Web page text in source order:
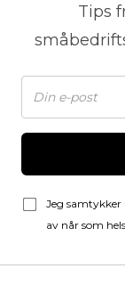
Tips
Jeg samtykker
av når som